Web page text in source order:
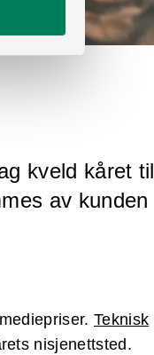
kveld kåret til
av kunden
Teknisk
nisjenettsted.